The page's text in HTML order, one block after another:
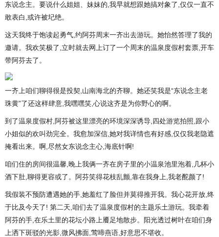
东说念主。要说什么姐姐、妹妹的,我早就想跟她搞对象了,仅仅一直不
敢表白,或许被圮绝。
这天我终于饱读起勇气,约阿芬周末一齐出去游玩。她怡然答理了我的
邀请。我欢笑极了,立时就去网上订了一个周末的温泉度假村套票,开车
带阿芬去了。
一齐上咱们聊得很是投契,山南海北的齐聊。她还笑我是“东说念主老
珠黄”了还这样肆意,我嘿嘿笑,心说这齐是为你野心的啊。
到了温泉度假村,阿芬被这里漂亮的环境深深诱导,四处游览拍照,跟小
小姐似的欢叫劲完全。我愈加深信,她对我详情也有好感,仅仅我老隐遮
掩看出来。啊,尽然女东说念主心,海底针啊!
咱们住的房间很温馨,晚上我俩一齐在房子里的小温泉池里泡着,几杯小
酒下肚,聊得更容或了。阿芬笑得花枝乱颤,靠在我身上,我老酡颜了!
我假装不预防遭遇她的手,她羞红了脸但并莫得推开我。我心花开放,终
于比及今天了! 第二天,咱们去了温泉度假村的主题乐土游玩。我牵着
阿芬的手,在乐土里的花坛小路上餍足地散步。阳光透过树叶在咱们身
上洒下斑驳的光影,微风拂面,莺啼燕语,好意思不堪收。